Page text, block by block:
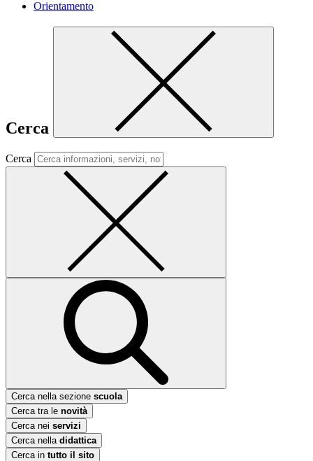
Orientamento
Cerca
Cerca
Cerca nella sezione scuola
Cerca tra le novità
Cerca nei servizi
Cerca nella didattica
Cerca in tutto il sito